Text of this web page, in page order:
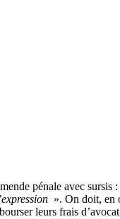
pénale avec sursis
». On doit, en
leurs frais